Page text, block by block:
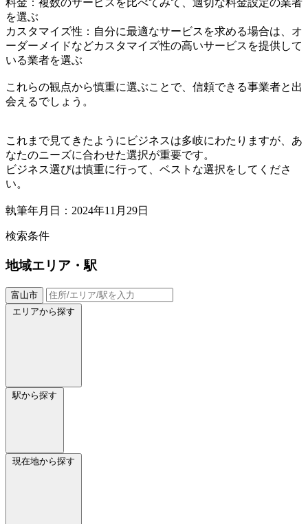
を選ぶ
カスタマイズ性：自分に最適なサービスを求める場合は、オ
ーダーメイドなどカスタマイズ性の高いサービスを提供して
いる業者を選ぶ
これらの観点から慎重に選ぶことで、信頼できる事業者と出
会えるでしょう。
これまで見てきたようにビジネスは多岐にわたりますが、あ
なたのニーズに合わせた選択が重要です。
ビジネス選びは慎重に行って、ベストな選択をしてくださ
い。
執筆年月日：2024年11月29日
検索条件
地域エリア・駅
富山市
エリアから探す
駅から探す
現在地から探す